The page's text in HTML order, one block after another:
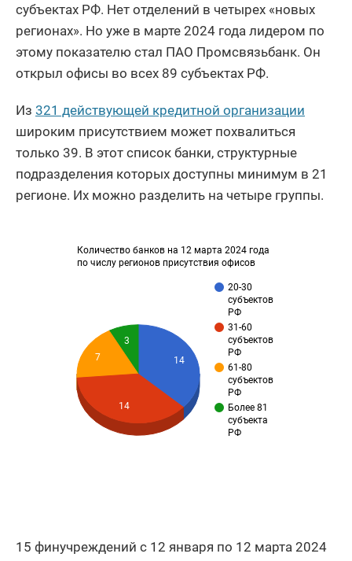
субъектах РФ. Нет отделений в четырех «новых
регионах». Но уже в марте 2024 года лидером по
этому показателю стал ПАО Промсвязьбанк. Он
открыл офисы во всех 89 субъектах РФ.
Из 321 действующей кредитной организации
широким присутствием может похвалиться
только 39. В этот список банки, структурные
подразделения которых доступны минимум в 21
регионе. Их можно разделить на четыре группы.
Количество банков на 12 марта 2024 года
по числу регионов присутствия офисов
20-30
субъектов
РФ
31-60
субъектов
РФ
61-80
субъектов
РФ
Более 81
субъекта
РФ
14
3
7
14
15 финучреждений с 12 января по 12 марта 2024